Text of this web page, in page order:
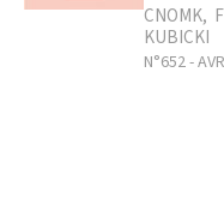
CNOMK,
KUBICKI
N°652 -